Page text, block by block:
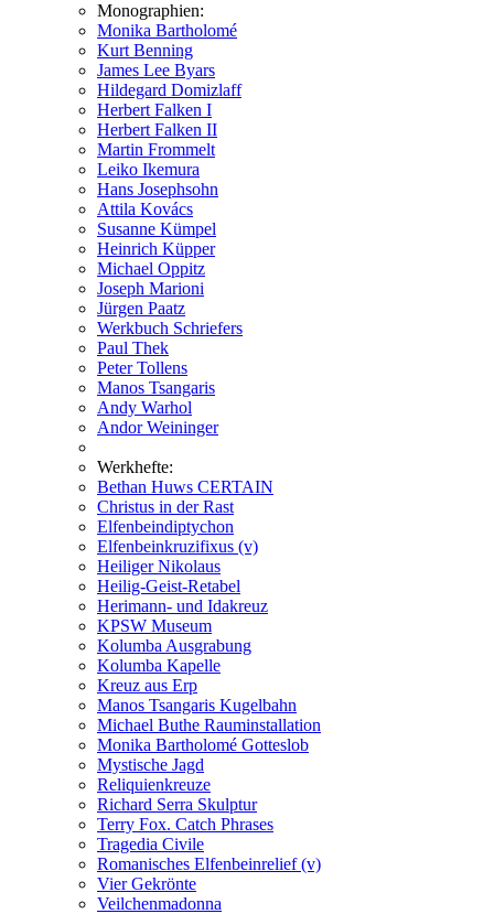
Monographien:
Monika Bartholomé
Kurt Benning
James Lee Byars
Hildegard Domizlaff
Herbert Falken I
Herbert Falken II
Martin Frommelt
Leiko Ikemura
Hans Josephsohn
Attila Kovács
Susanne Kümpel
Heinrich Küpper
Michael Oppitz
Joseph Marioni
Jürgen Paatz
Werkbuch Schriefers
Paul Thek
Peter Tollens
Manos Tsangaris
Andy Warhol
Andor Weininger
Werkhefte:
Bethan Huws CERTAIN
Christus in der Rast
Elfenbeindiptychon
Elfenbeinkruzifixus (v)
Heiliger Nikolaus
Heilig-Geist-Retabel
Herimann- und Idakreuz
KPSW Museum
Kolumba Ausgrabung
Kolumba Kapelle
Kreuz aus Erp
Manos Tsangaris Kugelbahn
Michael Buthe Rauminstallation
Monika Bartholomé Gotteslob
Mystische Jagd
Reliquienkreuze
Richard Serra Skulptur
Terry Fox. Catch Phrases
Tragedia Civile
Romanisches Elfenbeinrelief (v)
Vier Gekrönte
Veilchenmadonna